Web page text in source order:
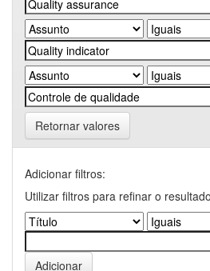
Retornar valores
Adicionar filtros:
Utilizar filtros para refinar o